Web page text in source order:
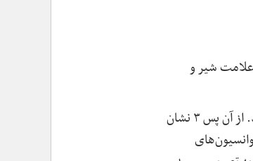
علامت شیر و
علامت شیر و خورشید در کنفرانس ژنو در سال ۱۹۲۹ به عنوان نشان سوم مورد حمایت بین‌المللی، به تصویب رسید. از آن پس ۳ نشان